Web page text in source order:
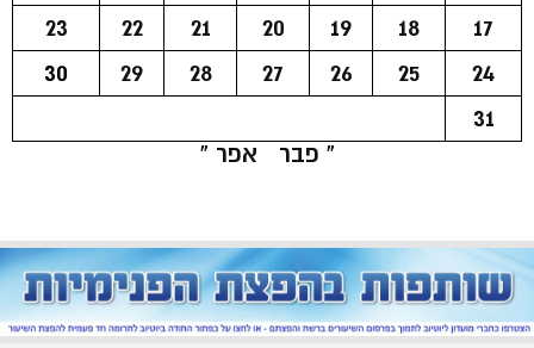
17
18
19
20
21
22
23
24
25
26
27
28
29
30
31
« פבר
אפר »